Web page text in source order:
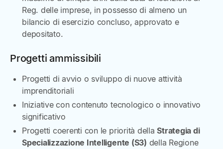
Reg. delle imprese, in possesso di almeno un
bilancio di esercizio concluso, approvato e
depositato.
Progetti ammissibili
Progetti di avvio o sviluppo di nuove attività
imprenditoriali
Iniziative con contenuto tecnologico o innovativo
significativo
Progetti coerenti con le priorità dellaStrategia di
Specializzazione Intelligente (S3) della Regione